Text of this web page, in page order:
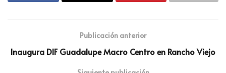
Publicación anterior
Inaugura DIF Guadalupe Macro Centro en Rancho Viejo